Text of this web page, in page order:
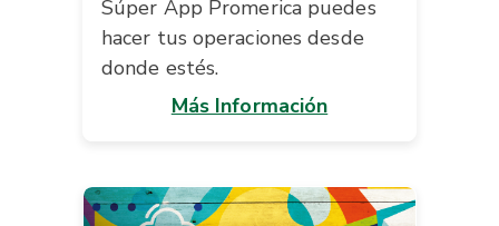
Súper App Promerica puedes
hacer tus operaciones desde
donde estés.
Más Información